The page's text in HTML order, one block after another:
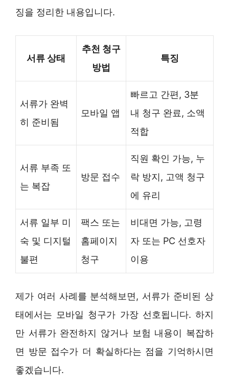
징을 정리한 내용입니다.
서류 상태
추천 청구
방법
특징
서류가 완벽
히 준비됨
모바일 앱
빠르고 간편, 3분
내 청구 완료, 소액
적합
서류 부족 또
는 복잡
방문 접수
직원 확인 가능, 누
락 방지, 고액 청구
에 유리
서류 일부 미
숙 및 디지털
불편
팩스 또는
홈페이지
청구
비대면 가능, 고령
자 또는 PC 선호자
이용
제가 여러 사례를 분석해보면, 서류가 준비된 상
태에서는 모바일 청구가 가장 선호됩니다. 하지
만 서류가 완전하지 않거나 보험 내용이 복잡하
면 방문 접수가 더 확실하다는 점을 기억하시면
좋겠습니다.